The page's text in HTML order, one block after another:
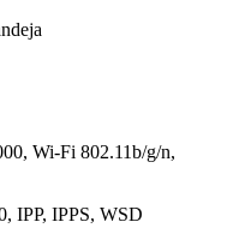
Wi-Fi 802.11b/g/n,
IPP, IPPS, WSD